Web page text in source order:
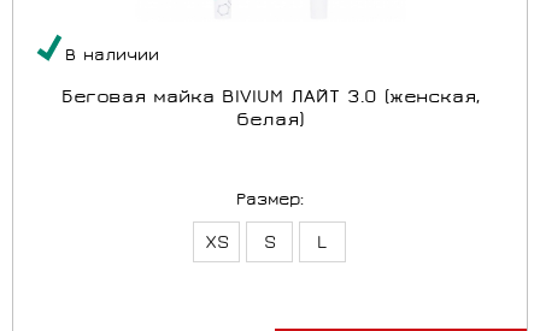
В наличии
Беговая майка BIVIUM ЛАЙТ 3.0 (женская,
белая)
Размер:
XS S L